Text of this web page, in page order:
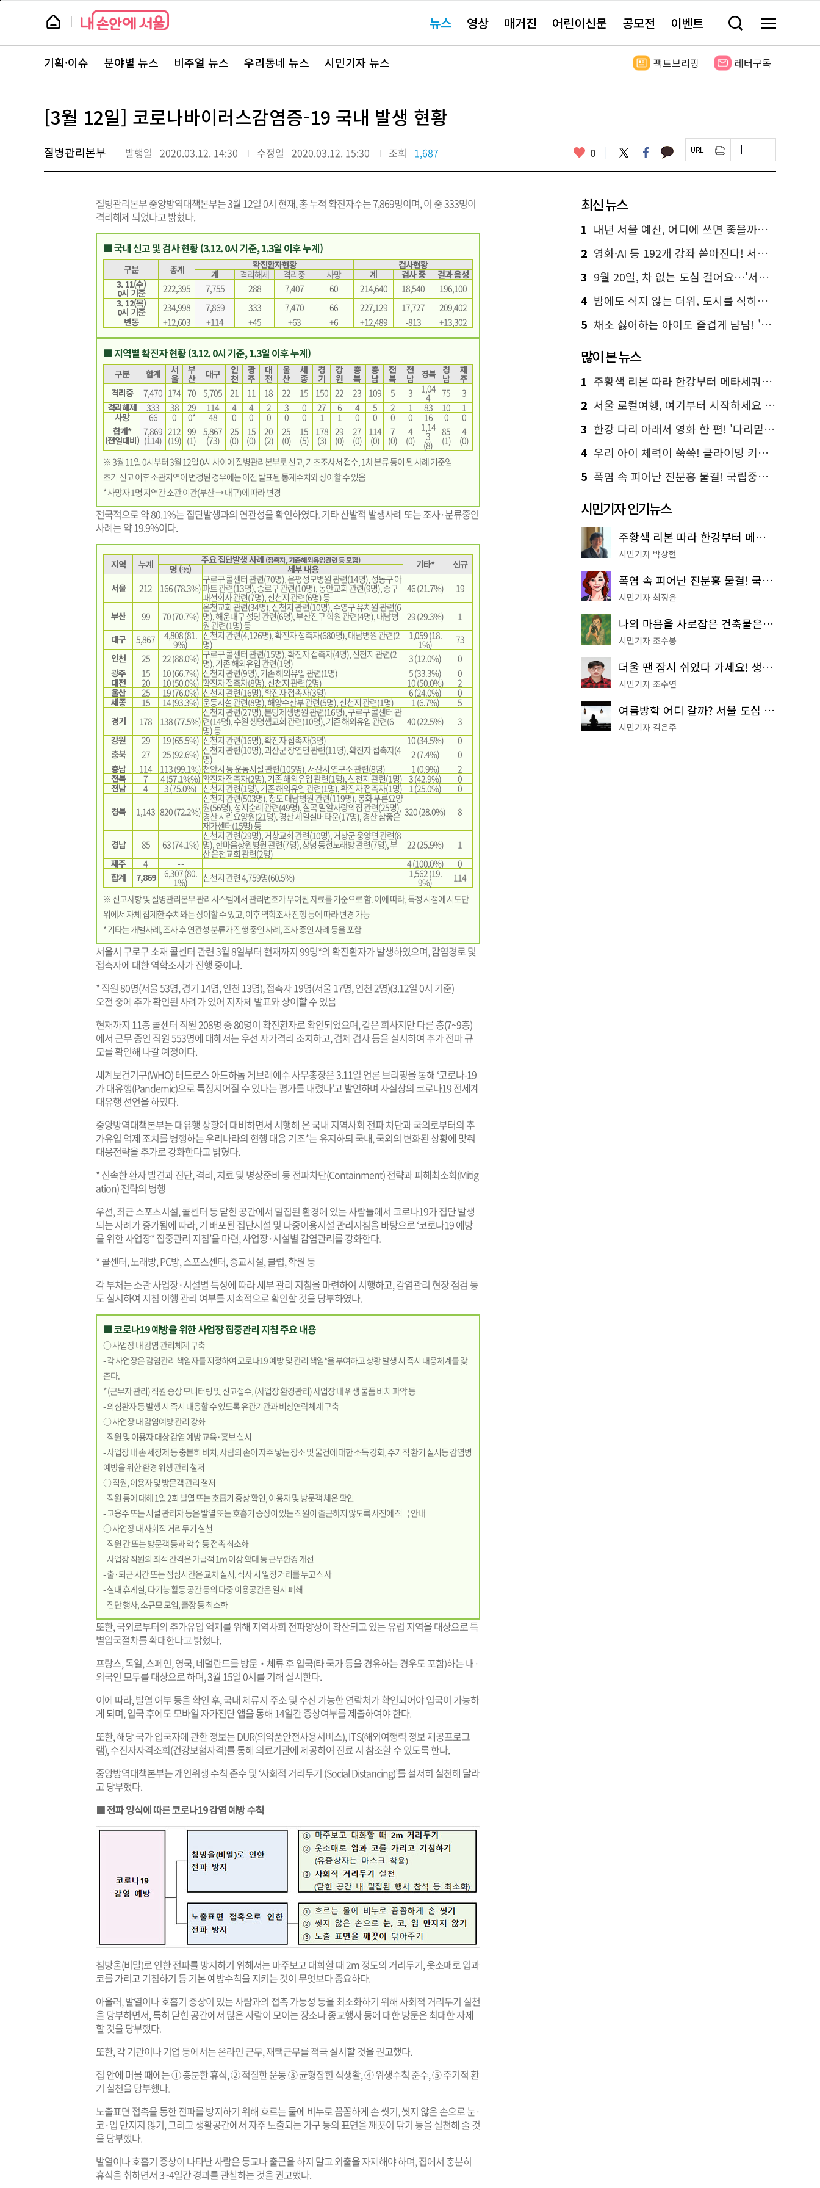
본
뉴
스 요뉴스 영상 매거진 어린이신문 공모전 이벤트 검
창
기
메
전
보
뉴
스
주
서
바
로
기획·이슈 분야별 뉴스 비주얼 뉴스 우리동네 뉴스 시민기자 뉴스 팩트브리핑 레터구독
[3월 12일] 코로나바이러스감염증-19 국내 발생 현황
질병관리본부 발행일 2020.03.12. 14:30 수정일 2020.03.12. 15:30 조회 1,687 좋
요
0 트
위
터
페
이
스
카
카 페
이
지
인
쇄
하
글
자
크
하
기
글
자
크
하
질병관리본부 중앙방역대책본부는 3월 12일 0시 현재, 총 누적 확진자수는 7,869명이며, 이 중 333명이
격리해제 되었다고 밝혔다.
■ 국내 신고 및 검사 현황 (3.12. 0시 기준, 1.3일 이후 누계)
구분 총계 확진환자현황
검사현황
계
격리해제 격리중 사망 계 검사 중
결과 음성
3. 11(수)
0시 기준 222,395 7,755 288 7,407 60 214,640 18,540
196,100
3. 12(목)
0시 기준 234,998 7,869 333 7,470 66 227,129 17,727
209,402
변동
+12,603 +114 +45 +63 +6 +12,489 -813 +13,302
■ 지역별 확진자 현황 (3.12. 0시 기준, 1.3일 이후 누계)
구분 합계 서
울
부
산 대구 인
천
광
주
대
전
울
산
세
종
경
기
강
원
충
북
충
남
전
북
전
남 경북 경
남
제
주
격리중
7,470 174 70 5,705 21 11 18 22 15 150 22 23 109 5 3 1,04
4 75
3
격리해제
333 38 29 114 4 4 2 3 0 27 6 4 5 2 1 83 10
1
사망
66 0 0* 48 0 0 0 0 0 1 1 0 0 0 0 16 0
0
합계*
(전일대비)
7,869
(114)
212
(19)
99
(1)
5,867
(73)
25
(0)
15
(0)
20
(2)
25
(0)
15
(5)
178
(3)
29
(0)
27
(0)
114
(0)
7
(0)
4
(0)
1,14
3
(8)
85
(1)
4
(0)
※ 3월 11일 0시부터 3월 12일 0시 사이에 질병관리본부로 신고, 기초조사서 접수, 1차 분류 등이 된 사례 기준임
초기 신고 이후 소관지역이 변경된 경우에는 이전 발표된 통계수치와 상이할 수 있음
* 사망자 1명 지역간 소관 이관(부산 → 대구)에 따라 변경
전국적으로 약 80.1%는 집단발생과의 연관성을 확인하였다. 기타 산발적 발생사례 또는 조사·분류중인
사례는 약 19.9%이다.
지역 누계 주요 집단발생 사례 (접촉자, 기존해외유입관련 등 포함) 기타* 신규
명 (%)
세부 내용
서울
212 166 (78.3%)
구로구 콜센터 관련(70명), 은평성모병원 관련(14명), 성동구 아
파트 관련(13명), 종로구 관련(10명), 동안교회 관련(9명), 중구
패션회사 관련(7명), 신천지 관련(6명) 등
46 (21.7%) 19
부산 99 70 (70.7%)
온천교회 관련(34명), 신천지 관련(10명), 수영구 유치원 관련(6
명), 해운대구 성당 관련(6명), 부산진구 학원 관련(4명), 대남병
원 관련(1명) 등
29 (29.3%)
1
대구
5,867 4,808 (81.
9%)
신천지 관련(4,126명), 확진자 접촉자(680명), 대남병원 관련(2
명)
1,059 (18.
1%)
73
인천
25 22 (88.0%) 구로구 콜센터 관련(15명), 확진자 접촉자(4명), 신천지 관련(2
명), 기존 해외유입 관련(1명) 3 (12.0%)
0
광주
15 10 (66.7%) 신천지 관련(9명), 기존 해외유입 관련(1명) 5 (33.3%)
0
대전
20 10 (50.0%) 확진자 접촉자(8명), 신천지 관련(2명) 10 (50.0%)
2
울산
25 19 (76.0%) 신천지 관련(16명), 확진자 접촉자(3명) 6 (24.0%)
0
세종
15 14 (93.3%) 운동시설 관련(8명), 해양수산부 관련(5명), 신천지 관련(1명) 1 (6.7%)
5
경기
178 138 (77.5%)
신천지 관련(27명), 분당제생병원 관련(16명), 구로구 콜센터 관
련(14명), 수원 생명샘교회 관련(10명), 기존 해외유입 관련(6
명) 등
40 (22.5%)
3
강원
29 19 (65.5%) 신천지 관련(16명), 확진자 접촉자(3명) 10 (34.5%)
0
충북
27 25 (92.6%) 신천지 관련(10명), 괴산군 장연면 관련(11명), 확진자 접촉자(4
명) 2 (7.4%)
0
충남
114 113 (99.1%) 천안시 등 운동시설 관련(105명), 서산시 연구소 관련(8명) 1 (0.9%)
2
전북
7 4 (57.1%%) 확진자 접촉자(2명), 기존 해외유입 관련(1명), 신천지 관련(1명) 3 (42.9%)
0
전남
4 3 (75.0%) 신천지 관련(1명), 기존 해외유입 관련(1명), 확진자 접촉자(1명) 1 (25.0%)
0
경북
1,143 820 (72.2%)
신천지 관련(503명), 청도 대남병원 관련(119명), 봉화 푸른요양
원(56명), 성지순례 관련(49명), 칠곡 밀알사랑의집 관련(25명),
경산 서린요양원(21명). 경산 제일실버타운(17명), 경산 참좋은
재가센터(15명) 등
320 (28.0%) 8
경남 85 63 (74.1%)
신천지 관련(29명), 거창교회 관련(10명), 거창군 웅양면 관련(8
명), 한마음창원병원 관련(7명), 창녕 동전노래방 관련(7명), 부
산 온천교회 관련(2명)
22 (25.9%)
1
제주
4 - - 4 (100.0%)
0
합계
7,869 6,307 (80.
1%) 신천지 관련 4,759명(60.5%) 1,562 (19.
9%)
114
※ 신고사항 및 질병관리본부 관리시스템에서 관리번호가 부여된 자료를 기준으로 함. 이에 따라, 특정 시점에 시도단
위에서 자체 집계한 수치와는 상이할 수 있고, 이후 역학조사 진행 등에 따라 변경 가능
* 기타는 개별사례, 조사 후 연관성 분류가 진행 중인 사례, 조사 중인 사례 등을 포함
서울시 구로구 소재 콜센터 관련 3월 8일부터 현재까지 99명*의 확진환자가 발생하였으며, 감염경로 및
접촉자에 대한 역학조사가 진행 중이다.
* 직원 80명(서울 53명, 경기 14명, 인천 13명), 접촉자 19명(서울 17명, 인천 2명)(3.12일 0시 기준)
오전 중에 추가 확인된 사례가 있어 지자체 발표와 상이할 수 있음
현재까지 11층 콜센터 직원 208명 중 80명이 확진환자로 확인되었으며, 같은 회사지만 다른 층(7~9층)
에서 근무 중인 직원 553명에 대해서는 우선 자가격리 조치하고, 검체 검사 등을 실시하여 추가 전파 규
모를 확인해 나갈 예정이다.
세계보건기구(WHO) 테드로스 아드하놈 게브레예수 사무총장은 3.11일 언론 브리핑을 통해 ‘코로나-19
가 대유행(Pandemic)으로 특징지어질 수 있다는 평가를 내렸다’고 발언하며 사실상의 코로나19 전세계
대유행 선언을 하였다.
중앙방역대책본부는 대유행 상황에 대비하면서 시행해 온 국내 지역사회 전파 차단과 국외로부터의 추
가유입 억제 조치를 병행하는 우리나라의 현행 대응 기조*는 유지하되 국내, 국외의 변화된 상황에 맞춰
대응전략을 추가로 강화한다고 밝혔다.
* 신속한 환자 발견과 진단, 격리, 치료 및 병상준비 등 전파차단(Containment) 전략과 피해최소화(Mitig
ation) 전략의 병행
우선, 최근 스포츠시설, 콜센터 등 닫힌 공간에서 밀집된 환경에 있는 사람들에서 코로나19가 집단 발생
되는 사례가 증가됨에 따라, 기 배포된 집단시설 및 다중이용시설 관리지침을 바탕으로 ‘코로나19 예방
을 위한 사업장* 집중관리 지침’을 마련, 사업장·시설별 감염관리를 강화한다.
* 콜센터, 노래방, PC방, 스포츠센터, 종교시설, 클럽, 학원 등
각 부처는 소관 사업장·시설별 특성에 따라 세부 관리 지침을 마련하여 시행하고, 감염관리 현장 점검 등
도 실시하여 지침 이행 관리 여부를 지속적으로 확인할 것을 당부하였다.
■ 코로나19 예방을 위한 사업장 집중관리 지침 주요 내용
○ 사업장 내 감염 관리체계 구축
- 각 사업장은 감염관리 책임자를 지정하여 코로나19 예방 및 관리 책임*을 부여하고 상황 발생 시 즉시 대응체계를 갖
춘다.
* (근무자 관리) 직원 증상 모니터링 및 신고접수, (사업장 환경관리) 사업장 내 위생 물품 비치 파악 등
- 의심환자 등 발생 시 즉시 대응할 수 있도록 유관기관과 비상연락체계 구축
○ 사업장 내 감염예방 관리 강화
- 직원 및 이용자 대상 감염 예방 교육·홍보 실시
- 사업장 내 손 세정제 등 충분히 비치, 사람의 손이 자주 닿는 장소 및 물건에 대한 소독 강화, 주기적 환기 실시등 감염병
예방을 위한 환경 위생 관리 철저
○ 직원, 이용자 및 방문객 관리 철저
- 직원 등에 대해 1일 2회 발열 또는 호흡기 증상 확인, 이용자 및 방문객 체온 확인
- 고용주 또는 시설 관리자 등은 발열 또는 호흡기 증상이 있는 직원이 출근하지 않도록 사전에 적극 안내
○ 사업장 내 사회적 거리두기 실천
- 직원 간 또는 방문객 등과 악수 등 접촉 최소화
- 사업장 직원의 좌석 간격은 가급적 1m 이상 확대 등 근무환경 개선
- 출·퇴근 시간 또는 점심시간은 교차 실시, 식사 시 일정 거리를 두고 식사
- 실내 휴게실, 다기능 활동 공간 등의 다중 이용공간은 일시 폐쇄
- 집단 행사, 소규모 모임, 출장 등 최소화
또한, 국외로부터의 추가유입 억제를 위해 지역사회 전파양상이 확산되고 있는 유럽 지역을 대상으로 특
별입국절차를 확대한다고 밝혔다.
프랑스, 독일, 스페인, 영국, 네덜란드를 방문‧체류 후 입국(타 국가 등을 경유하는 경우도 포함)하는 내·
외국인 모두를 대상으로 하며, 3월 15일 0시를 기해 실시한다.
이에 따라, 발열 여부 등을 확인 후, 국내 체류지 주소 및 수신 가능한 연락처가 확인되어야 입국이 가능하
게 되며, 입국 후에도 모바일 자가진단 앱을 통해 14일간 증상여부를 제출하여야 한다.
또한, 해당 국가 입국자에 관한 정보는 DUR(의약품안전사용서비스), ITS(해외여행력 정보 제공프로그
램), 수진자자격조회(건강보험자격)를 통해 의료기관에 제공하여 진료 시 참조할 수 있도록 한다.
중앙방역대책본부는 개인위생 수칙 준수 및 ‘사회적 거리두기 (Social Distancing)’를 철저히 실천해 달라
고 당부했다.
■ 전파 양식에 따른 코로나19 감염 예방 수칙
침방울(비말)로 인한 전파를 방지하기 위해서는 마주보고 대화할 때 2m 정도의 거리두기, 옷소매로 입과
코를 가리고 기침하기 등 기본 예방수칙을 지키는 것이 무엇보다 중요하다.
아울러, 발열이나 호흡기 증상이 있는 사람과의 접촉 가능성 등을 최소화하기 위해 사회적 거리두기 실천
을 당부하면서, 특히 닫힌 공간에서 많은 사람이 모이는 장소나 종교행사 등에 대한 방문은 최대한 자제
할 것을 당부했다.
또한, 각 기관이나 기업 등에서는 온라인 근무, 재택근무를 적극 실시할 것을 권고했다.
집 안에 머물 때에는 ① 충분한 휴식, ② 적절한 운동 ③ 균형잡힌 식생활, ④ 위생수칙 준수, ⑤ 주기적 환
기 실천을 당부했다.
노출표면 접촉을 통한 전파를 방지하기 위해 흐르는 물에 비누로 꼼꼼하게 손 씻기, 씻지 않은 손으로 눈·
코·입 만지지 않기, 그리고 생활공간에서 자주 노출되는 가구 등의 표면을 깨끗이 닦기 등을 실천해 줄 것
을 당부했다.
발열이나 호흡기 증상이 나타난 사람은 등교나 출근을 하지 말고 외출을 자제해야 하며, 집에서 충분히
휴식을 취하면서 3~4일간 경과를 관찰하는 것을 권고했다.
최신 뉴스
1 내년 서울 예산, 어디에 쓰면 좋을까요? 온라인 투표
2 영화·AI 등 192개 강좌 쏟아진다! 서울시민대학 선착순 신청
3 9월 20일, 차 없는 도심 걸어요…'서울 걷자 페스티벌' 선착순 5천명
4 밤에도 식지 않는 더위, 도시를 식히는 시원한 해법은?
5 채소 싫어하는 아이도 즐겁게 냠냠! '찾아가는 서울시 식생활 교육' 현장
많이 본 뉴스
1 주황색 리본 따라 한강부터 메타세쿼이아 숲길까지…서울둘레길 15코스
2 서울 로컬여행, 여기부터 시작하세요 '서울에디션25'
3 한강 다리 아래서 영화 한 편! '다리밑 영화관' 무료 상영
4 우리 아이 체력이 쑥쑥! 클라이밍 키즈카페·어린이 체력장
5 폭염 속 피어난 진분홍 물결! 국립중앙박물관 배롱나무 명소
시민기자 인기뉴스
주황색 리본 따라 한강부터 메타세쿼이아 숲길까지…서울둘레길 15코스
시민기자 박상현
폭염 속 피어난 진분홍 물결! 국립중앙박물관 배롱나무 명소
시민기자 최정윤
나의 마음을 사로잡은 건축물은? '서울시 건축상' 수상작 공개!
시민기자 조수봉
더울 땐 잠시 쉬었다 가세요! 생수 냉장고부터 해피소·무더위쉼터까지
시민기자 조수연
여름방학 어디 갈까? 서울 도심 무료 실내 여행 코스 추천
시민기자 김은주
페